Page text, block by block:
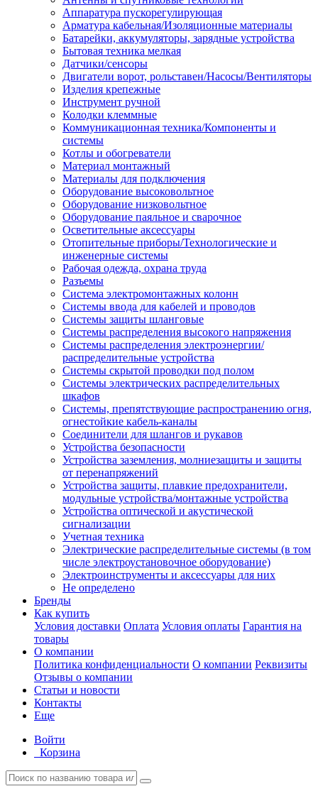
Аппаратура пускорегулирующая
Арматура кабельная/Изоляционные материалы
Батарейки, аккумуляторы, зарядные устройства
Бытовая техника мелкая
Датчики/сенсоры
Двигатели ворот, рольставен/Насосы/Вентиляторы
Изделия крепежные
Инструмент ручной
Колодки клеммные
Коммуникационная техника/Компоненты и
системы
Котлы и обогреватели
Материал монтажный
Материалы для подключения
Оборудование высоковольтное
Оборудование низковольтное
Оборудование паяльное и сварочное
Осветительные аксессуары
Отопительные приборы/Технологические и
инженерные системы
Рабочая одежда, охрана труда
Разъемы
Система электромонтажных колонн
Системы ввода для кабелей и проводов
Системы защиты шланговые
Системы распределения высокого напряжения
Системы распределения электроэнергии/
распределительные устройства
Системы скрытой проводки под полом
Системы электрических распределительных
шкафов
Системы, препятствующие распространению огня,
огнестойкие кабель-каналы
Соединители для шлангов и рукавов
Устройства безопасности
Устройства заземления, молниезащиты и защиты
от перенапряжений
Устройства защиты, плавкие предохранители,
модульные устройства/монтажные устройства
Устройства оптической и акустической
сигнализации
Учетная техника
Электрические распределительные системы (в том
числе электроустановочное оборудование)
Электроинструменты и аксессуары для них
Не определено
Бренды
Как купить
Условия доставки Оплата Условия оплаты Гарантия на
товары
О компании
Политика конфиденциальности О компании Реквизиты
Отзывы о компании
Статьи и новости
Контакты
Еще
Войти
Корзина